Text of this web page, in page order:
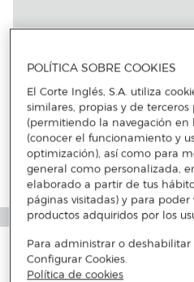
Más
POLÍTICA SOBRE COOKIES
El Corte Inglés, S.A. utiliza
similares, propias y de
(permitiendo la navegación en
(conocer el funcionamiento y
optimización), así como para
general como personalizada,
elaborado a partir de tus
páginas visitadas) y para
productos adquiridos por los
Para administrar o deshabilitar
Configurar Cookies.
Política de cookies